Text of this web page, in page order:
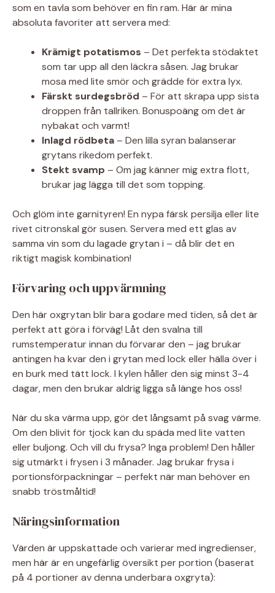
som en tavla som behöver en fin ram. Här är mina
absoluta favoriter att servera med:
Krämigt potatismos – Det perfekta stödaktet
som tar upp all den läckra såsen. Jag brukar
mosa med lite smör och grädde för extra lyx.
Färskt surdegsbröd – För att skrapa upp sista
droppen från tallriken. Bonuspoäng om det är
nybakat och varmt!
Inlagd rödbeta – Den lilla syran balanserar
grytans rikedom perfekt.
Stekt svamp – Om jag känner mig extra flott,
brukar jag lägga till det som topping.
Och glöm inte garnityren! En nypa färsk persilja eller lite
rivet citronskal gör susen. Servera med ett glas av
samma vin som du lagade grytan i – då blir det en
riktigt magisk kombination!
Förvaring och uppvärmning
Den här oxgrytan blir bara godare med tiden, så det är
perfekt att göra i förväg! Låt den svalna till
rumstemperatur innan du förvarar den – jag brukar
antingen ha kvar den i grytan med lock eller hälla över i
en burk med tätt lock. I kylen håller den sig minst 3-4
dagar, men den brukar aldrig ligga så länge hos oss!
När du ska värma upp, gör det långsamt på svag värme.
Om den blivit för tjock kan du späda med lite vatten
eller buljong. Och vill du frysa? Inga problem! Den håller
sig utmärkt i frysen i 3 månader. Jag brukar frysa i
portionsförpackningar – perfekt när man behöver en
snabb tröstmåltid!
Näringsinformation
Värden är uppskattade och varierar med ingredienser,
men här är en ungefärlig översikt per portion (baserat
på 4 portioner av denna underbara oxgryta):